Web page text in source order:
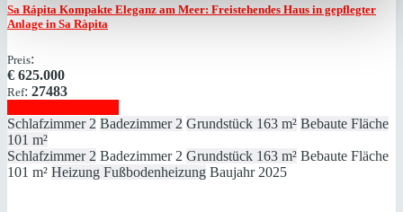
Sa Rápita Kompakte Eleganz am Meer: Freistehendes Haus in gepflegter
Anlage in Sa Ràpita
Preis:
€ 625.000
Ref: 27483
Schlafzimmer 2 Badezimmer 2 Grundstück 163 m² Bebaute Fläche
101 m²
Schlafzimmer 2 Badezimmer 2 Grundstück 163 m² Bebaute Fläche
101 m² Heizung Fußbodenheizung Baujahr 2025